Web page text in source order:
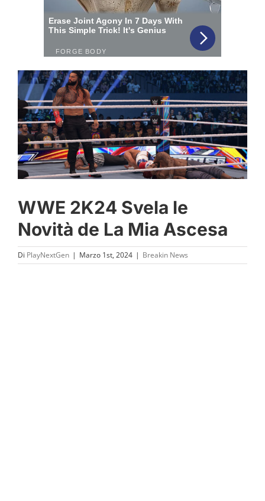
WWE 2K24 Svela le
Novità de La Mia Ascesa
Di PlayNextGen | Marzo 1st, 2024 | Breakin News